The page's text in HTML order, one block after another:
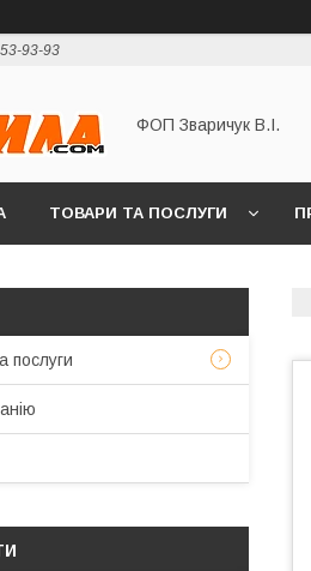
93-93
ФОП Зваричук В.І.
ТОВАРИ ТА ПОСЛУГИ
послуги